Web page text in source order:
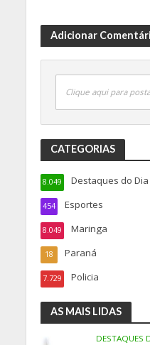
Adicionar
Clique aqui para
CATEGORIAS
Destaques do Dia
8.049
Esportes
454
Maringa
8.049
Paraná
18
Policia
7.729
AS MAIS LIDAS
DESTAQUES